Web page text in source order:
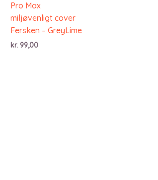
Pro Max
miljøvenligt cover
Fersken – GreyLime
kr.99,00